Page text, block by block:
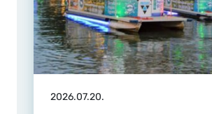
2026.07.20.